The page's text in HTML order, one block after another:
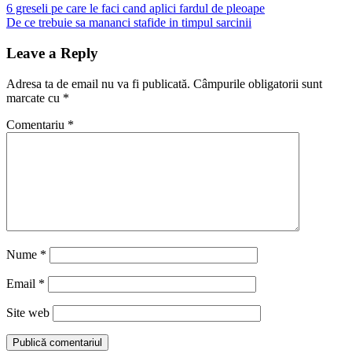
Navigare
în
articole
Previous
Post:
6 greseli pe care le faci cand aplici fardul de pleoape
Next
De ce trebuie sa mananci stafide in timpul sarcinii
Leave a Reply
Adresa ta de email nu va fi publicată. Câmpurile obligatorii sunt
marcate cu *
Comentariu *
Nume *
Email *
Site web